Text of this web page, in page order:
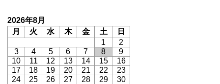
2026年8月
月
火 水 木 金 土 日
1
2
3
4 5 6 7 8
9
10
11 12 13 14 15
16
17
18 19 20 21 22
23
24
25 26 27 28 29
30